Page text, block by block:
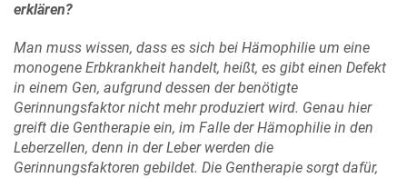
erklären?
Man muss wissen, dass es sich bei Hämophilie um eine
monogene Erbkrankheit handelt, heißt, es gibt einen Defekt
in einem Gen, aufgrund dessen der benötigte
Gerinnungsfaktor nicht mehr produziert wird. Genau hier
greift die Gentherapie ein, im Falle der Hämophilie in den
Leberzellen, denn in der Leber werden die
Gerinnungsfaktoren gebildet. Die Gentherapie sorgt dafür,